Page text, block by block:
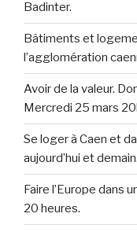
Badinter.
Bâtiments et
l’agglomération
Avoir de la valeur.
Mercredi 25 mars
Se loger à Caen et
aujourd’hui et
Faire l’Europe dans
20 heures.